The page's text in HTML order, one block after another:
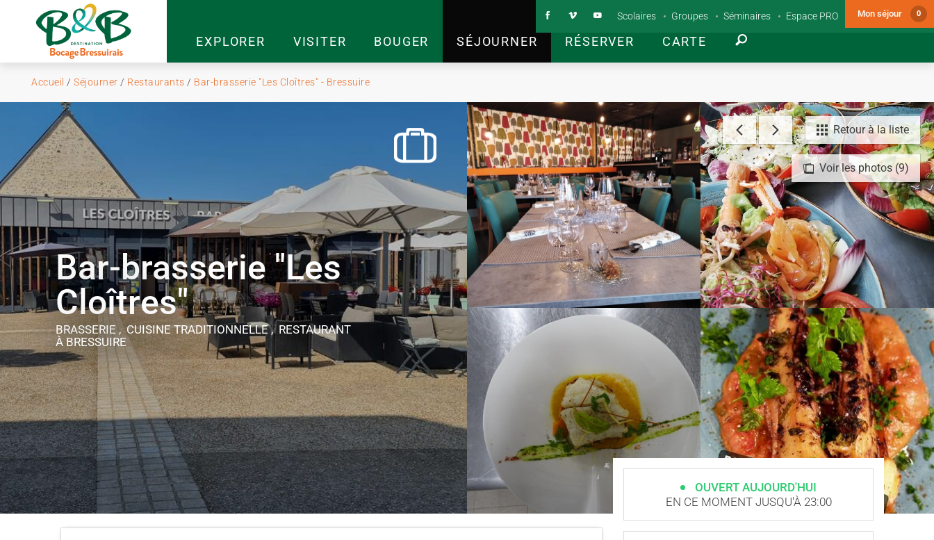
EXPLORER VISITER BOUGER SÉJOURNER RÉSERVER CARTE
Scolaires Groupes Séminaires Espace PRO Mon séjour 0
Accueil / Séjourner / Restaurants / Bar-brasserie "Les Cloîtres" - Bressuire
Voir les photos (9)
Retour à la liste
Bar-brasserie "Les
Cloîtres"
BRASSERIE , CUISINE TRADITIONNELLE , RESTAURANT
À BRESSUIRE
OUVERT AUJOURD'HUI
EN CE MOMENT JUSQU'À 23:00